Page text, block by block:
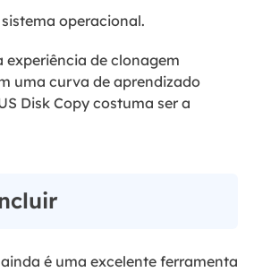
operacional.
experiência de clonagem
uma curva de aprendizado
Disk Copy costuma ser a
é uma excelente ferramenta